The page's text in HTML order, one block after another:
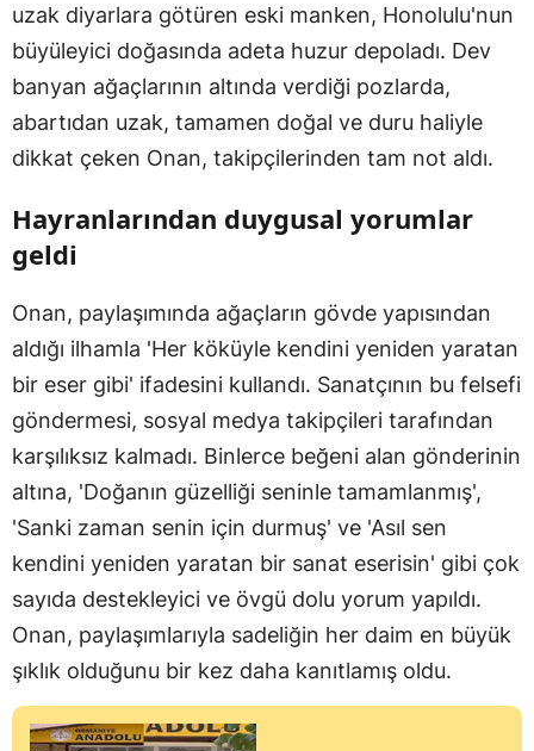
uzak diyarlara götüren eski manken, Honolulu'nun
büyüleyici doğasında adeta huzur depoladı. Dev
banyan ağaçlarının altında verdiği pozlarda,
abartıdan uzak, tamamen doğal ve duru haliyle
dikkat çeken Onan, takipçilerinden tam not aldı.
Hayranlarından duygusal yorumlar
geldi
Onan, paylaşımında ağaçların gövde yapısından
aldığı ilhamla 'Her köküyle kendini yeniden yaratan
bir eser gibi' ifadesini kullandı. Sanatçının bu felsefi
göndermesi, sosyal medya takipçileri tarafından
karşılıksız kalmadı. Binlerce beğeni alan gönderinin
altına, 'Doğanın güzelliği seninle tamamlanmış',
'Sanki zaman senin için durmuş' ve 'Asıl sen
kendini yeniden yaratan bir sanat eserisin' gibi çok
sayıda destekleyici ve övgü dolu yorum yapıldı.
Onan, paylaşımlarıyla sadeliğin her daim en büyük
şıklık olduğunu bir kez daha kanıtlamış oldu.